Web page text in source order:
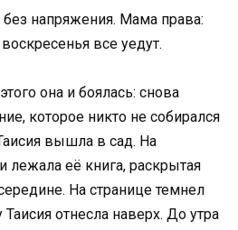
напряжения. Мама права:
все уедут.
она и боялась: снова
которое никто не собирался
вышла в сад. На
лежала её книга, раскрытая
На странице темнел
Таисия отнесла наверх. До утра